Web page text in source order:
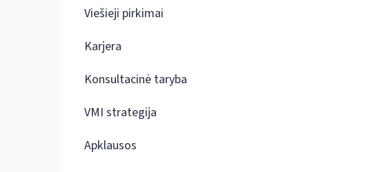
Viešieji pirkimai
Karjera
Konsultacinė taryba
VMI strategija
Apklausos